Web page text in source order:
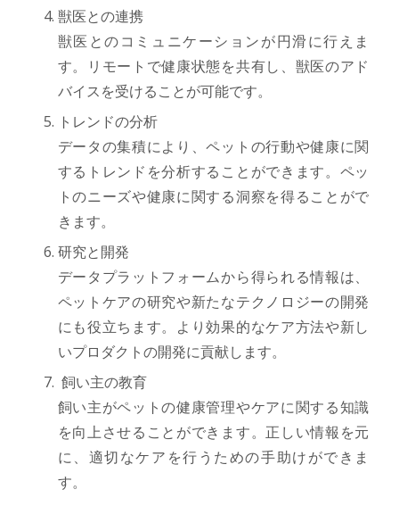
獣医との連携
獣医とのコミュニケーションが円滑に行えま
す。リモートで健康状態を共有し、獣医のアド
バイスを受けることが可能です。
トレンドの分析
データの集積により、ペットの行動や健康に関
するトレンドを分析することができます。ペッ
トのニーズや健康に関する洞察を得ることがで
きます。
研究と開発
データプラットフォームから得られる情報は、
ペットケアの研究や新たなテクノロジーの開発
にも役立ちます。より効果的なケア方法や新し
いプロダクトの開発に貢献します。
飼い主の教育
飼い主がペットの健康管理やケアに関する知識
を向上させることができます。正しい情報を元
に、適切なケアを行うための手助けができま
す。